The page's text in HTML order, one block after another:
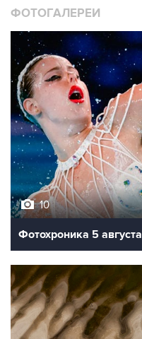
ФОТОГАЛЕРЕИ
10
Фотохроника 5 августа